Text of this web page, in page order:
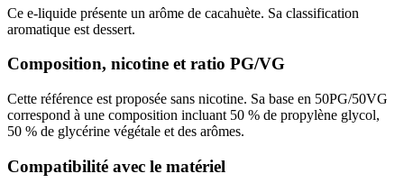
Ce e-liquide présente un arôme de cacahuète. Sa classification
aromatique est dessert.
Composition, nicotine et ratio PG/VG
Cette référence est proposée sans nicotine. Sa base en 50PG/50VG
correspond à une composition incluant 50 % de propylène glycol,
50 % de glycérine végétale et des arômes.
Compatibilité avec le matériel